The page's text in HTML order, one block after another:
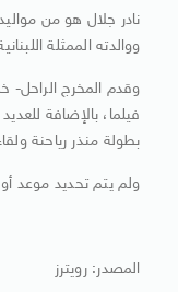
ووالدته الممثلة
وقدم المخرج
فيلما، بالإضافة
بطولة منذر رياحنة
ولم يتم تحديد موعد أو
المصدر: رويترز